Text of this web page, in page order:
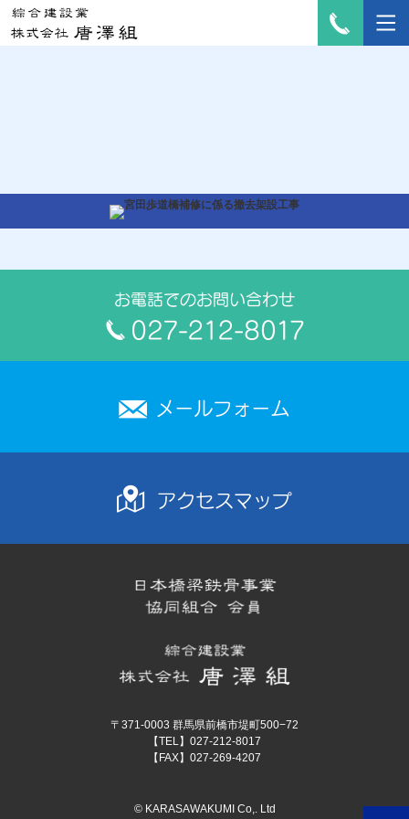
〒371-0003 群馬県前橋市堤町500−72
【TEL】027-212-8017
【FAX】027-269-4207
© KARASAWAKUMI Co,. Ltd